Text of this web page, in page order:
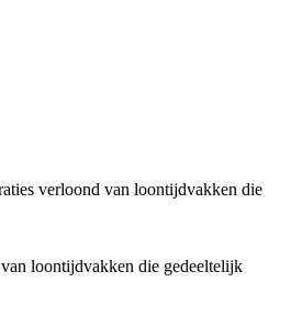
verloond van loontijdvakken die
loontijdvakken die gedeeltelijk